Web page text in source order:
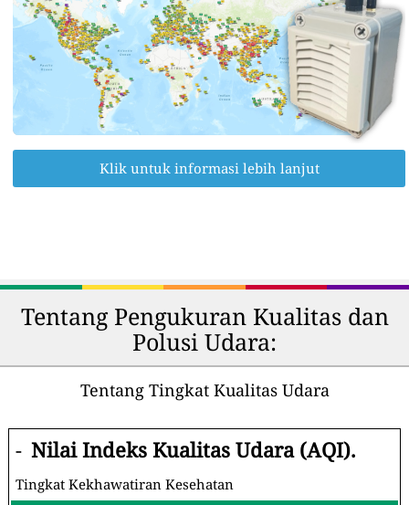
Klik untuk informasi lebih lanjut
Tentang Pengukuran Kualitas dan
Polusi Udara:
Tentang Tingkat Kualitas Udara
- Nilai Indeks Kualitas Udara (AQI).
Tingkat Kekhawatiran Kesehatan